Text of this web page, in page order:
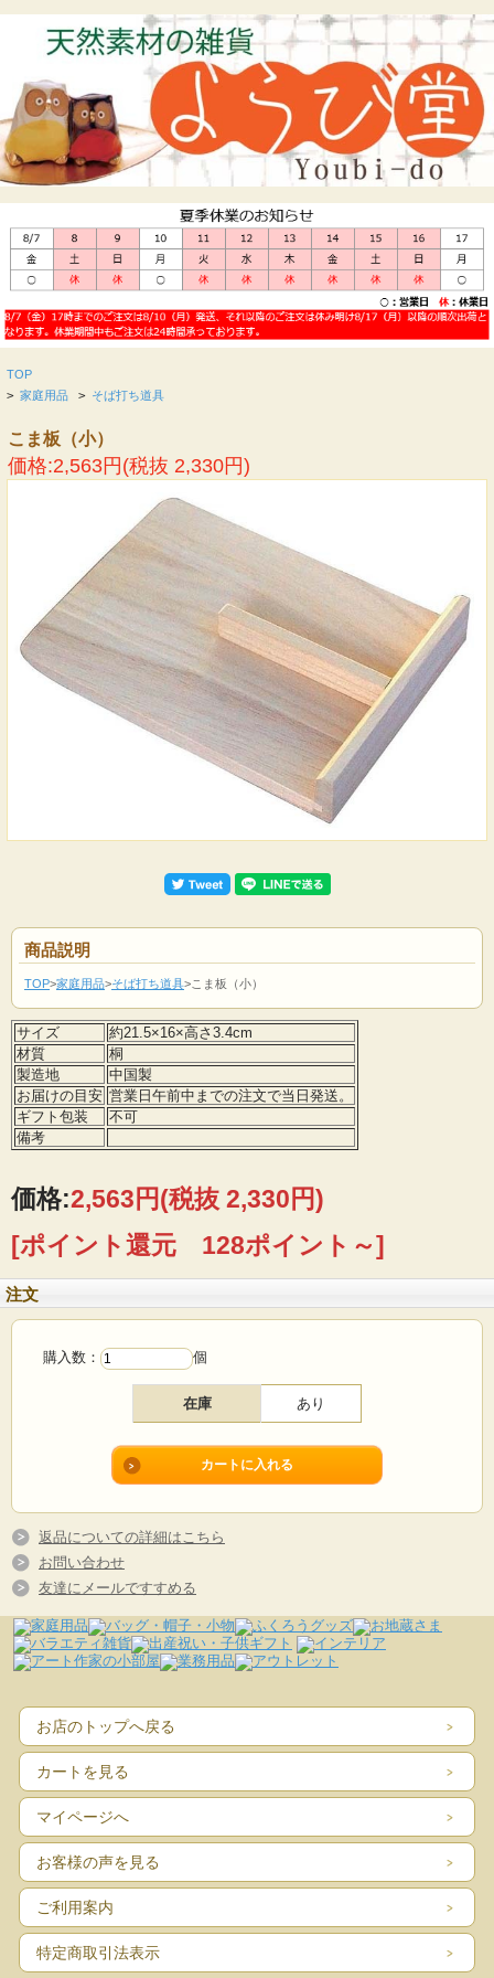
TOP
> 家庭用品 > そば打ち道具
こま板（小）
価格:2,563円(税抜 2,330円)
商品説明
TOP>家庭用品>そば打ち道具>こま板（小）
サイズ
約21.5×16×高さ3.4cm
材質
桐
製造地
中国製
お届けの目安 営業日午前中までの注文で当日発送。
ギフト包装
不可
備考
価格:2,563円(税抜 2,330円)
[ポイント還元 128ポイント～]
注文
購入数： 個
在庫 あり
返品についての詳細はこちら
お問い合わせ
友達にメールですすめる
お店のトップへ戻る
カートを見る
マイページへ
お客様の声を見る
ご利用案内
特定商取引法表示